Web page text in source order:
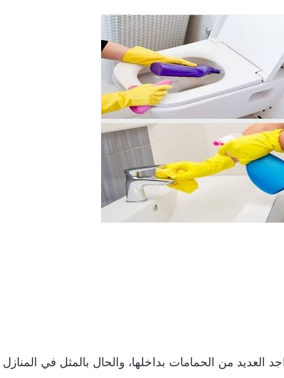
من الحمامات بداخلها، والحال بالمثل في المنازل